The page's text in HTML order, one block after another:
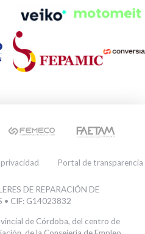
Portal de transparencia
DE REPARACIÓN DE
• CIF: G14023832
de Córdoba, del centro de
la mejor experiencia
qué cookies utilizamos o